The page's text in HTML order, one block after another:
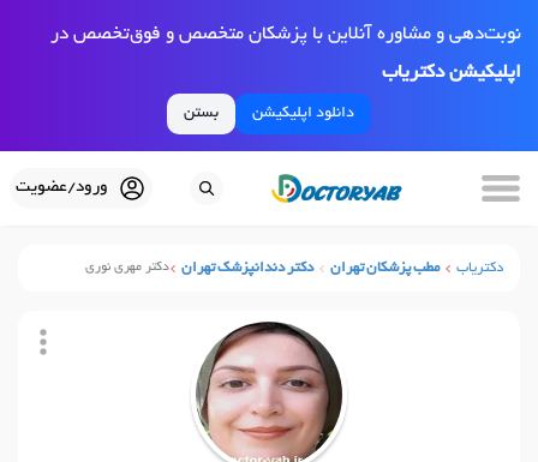
نوبت‌دهی و مشاوره آنلاین با پزشکان متخصص و فوق‌تخصص در
اپلیکیشن دکتریاب
دانلود اپلیکیشن بستن
ورود/عضویت
دکتریاب مطب پزشکان تهران دکتر دندانپزشک تهران دکتر مهری نوری